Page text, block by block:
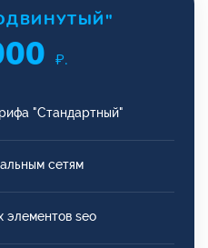
₽.
"Стандартный"
сетям
элементов seo